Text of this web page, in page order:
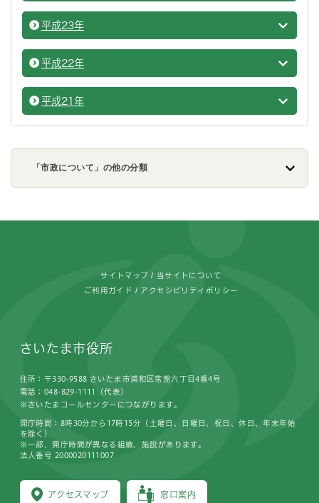
平成23年
市議会
平成22年
市議会
平成21年
市議会
「市政について」の他の分類
サイトマップ 当サイトについて
ご利用ガイド アクセシビリティポリシー
さいたま市役所
住所：〒330-9588 さいたま市浦和区常盤六丁目4番4号
電話：048-829-1111（代表）
※さいたまコールセンターにつながります。
アクセスマップ 窓口案内
開庁時間：8時30分から17時15分（土曜日、日曜日、祝日、休日、年末年始
を除く）
※一部、開庁時間が異なる組織、施設があります。
法人番号 2000020111007